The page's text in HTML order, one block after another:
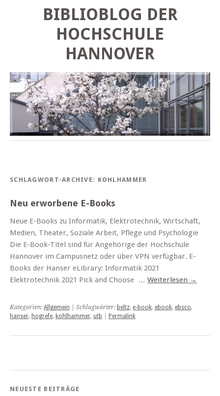
BIBLIOBLOG DER
HOCHSCHULE
HANNOVER
SCHLAGWORT-ARCHIVE: KOHLHAMMER
Neu erworbene E-Books
Neue E-Books zu Informatik, Elektrotechnik, Wirtschaft,
Medien, Theater, Soziale Arbeit, Pflege und Psychologie
Die E-Book-Titel sind für Angehörige der Hochschule
Hannover im Campusnetz oder über VPN verfügbar. E-
Books der Hanser eLibrary: Informatik 2021
Elektrotechnik 2021 Pick and Choose … Weiterlesen →
Kategorien: Allgemein | Schlagwörter: beltz, e-book, ebook, ebsco,
hanser, hogrefe, kohlhammer, utb Permalink
NEUESTE BEITRÄGE